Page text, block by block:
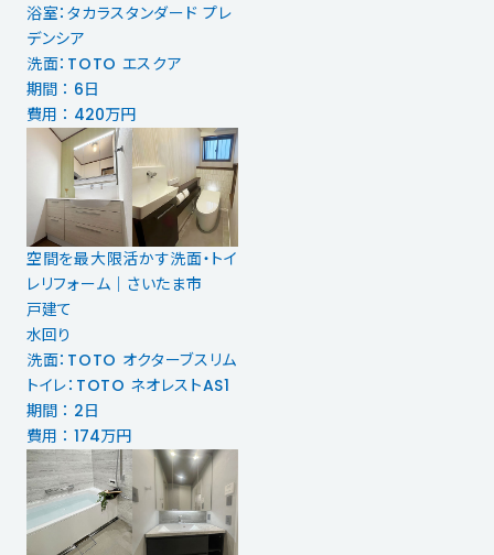
浴室：タカラスタンダード プレ
デンシア
洗面：TOTO エスクア
期間 ： 6日
費用 ： 420万円
空間を最大限活かす洗面・トイ
レリフォーム｜さいたま市
戸建て
水回り
洗面：TOTO オクターブスリム
トイレ：TOTO ネオレストAS1
期間 ： 2日
費用 ： 174万円